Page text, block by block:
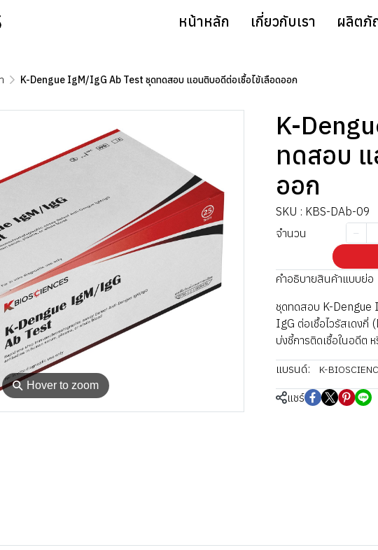
หน้าหลัก เกี่ยวกับเรา ผลิต
K-Dengue IgM/IgG Ab Test ชุดทดสอบ แอนติบอดีต่อเชื้อไข้เลือดออก
⚲ Hover to zoom
K-
ทดสอบ แ
ออก
SKU : KBS-DAb-09
จำนวน
คำอธิบายสินค้าแบบย่อ
ชุดทดสอบ K-Dengue
IgG ต่อเชื้อไวรัสเดงกี่
บ่งชี้การติดเชื้อในอดีต
แบรนด์: K-
แชร์